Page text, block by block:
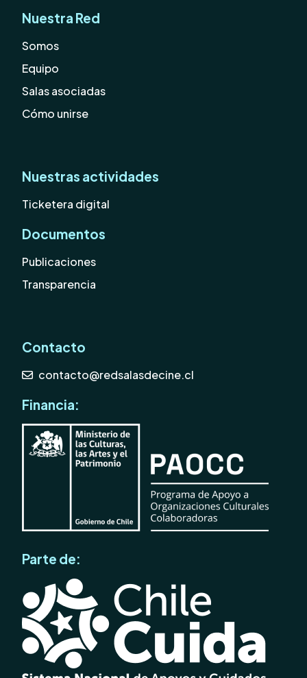
Nuestra Red
Somos
Equipo
Salas asociadas
Cómo unirse
Nuestras actividades
Ticketera digital
Documentos
Publicaciones
Transparencia
Contacto
contacto@redsalasdecine.cl
Financia:
Parte de: